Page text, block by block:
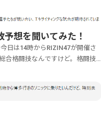
想を聞いてみた！
日は14時からRIZIN47が開催さ
合格闘技なんですけど。格闘技大